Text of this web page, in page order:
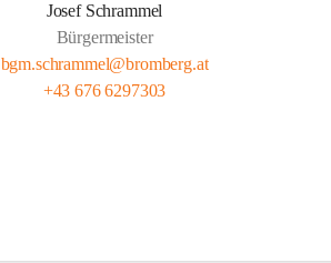
Josef Schrammel
Bürgermeister
bgm.schrammel@bromberg.at
+43 676 6297303